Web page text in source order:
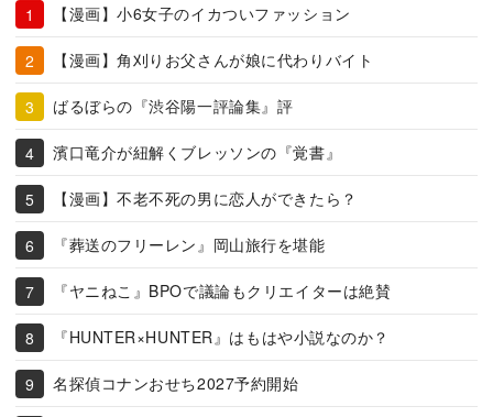
【漫画】小6女子のイカついファッション
【漫画】角刈りお父さんが娘に代わりバイト
ばるぼらの『渋谷陽一評論集』評
濱口竜介が紐解くブレッソンの『覚書』
【漫画】不老不死の男に恋人ができたら？
『葬送のフリーレン』岡山旅行を堪能
『ヤニねこ』BPOで議論もクリエイターは絶賛
『HUNTER×HUNTER』はもはや小説なのか？
名探偵コナンおせち2027予約開始